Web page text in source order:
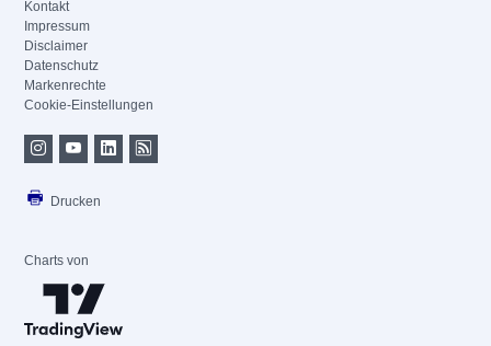
Kontakt
Impressum
Disclaimer
Datenschutz
Markenrechte
Cookie-Einstellungen
Drucken
Charts von